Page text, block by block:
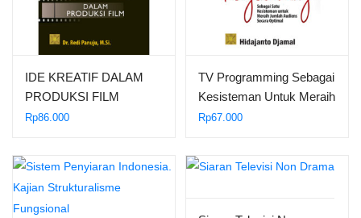
IDE KREATIF DALAM
PRODUKSI FILM
Rp86.000
TV Programming Sebagai
Kesisteman Untuk Meraih
Jumlah Audiens Secara
Rp67.000